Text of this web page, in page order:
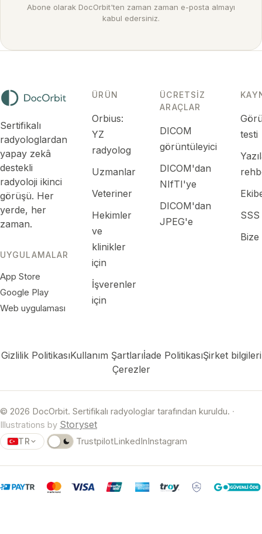
Abone olarak DocOrbit'ten zaman zaman e-posta almayı
kabul edersiniz.
Sertifikalı
radyologlardan
yapay zekâ
destekli
radyoloji ikinci
görüşü. Her
yerde, her
zaman.
UYGULAMALAR
App Store
Google Play
Web uygulaması
ÜRÜN
Orbius:
YZ
radyolog
Uzmanlar
Veteriner
Hekimler
ve
klinikler
için
İşverenler
için
ÜCRETSIZ
ARAÇLAR
DICOM
görüntüleyici
DICOM'dan
NIfTI'ye
DICOM'dan
JPEG'e
testi
SSS
Bize
Gizlilik PolitikasıKullanım Şartlarıİade PolitikasıŞirket bilgileri
Çerezler
© 2026 DocOrbit. Sertifikalı radyologlar tarafından kuruldu. ·
Illustrations by Storyset
TR TrustpilotLinkedInInstagram